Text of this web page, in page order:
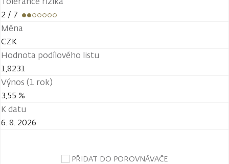
2 / 7
Měna
CZK
Hodnota podílového listu
1,8231
Výnos (1 rok)
3,55 %
K datu
6. 8. 2026
PŘIDAT DO POROVNÁVAČE